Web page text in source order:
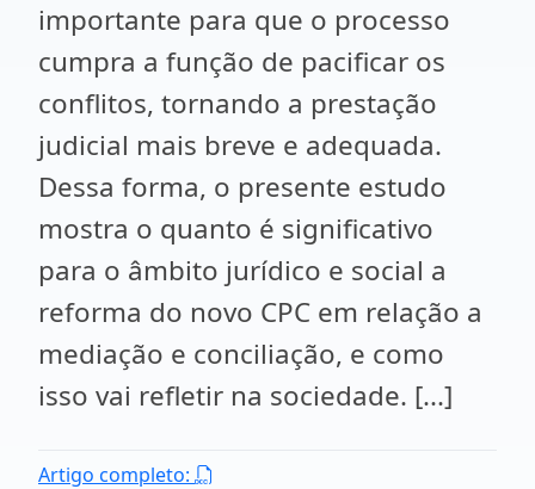
importante para que o processo
cumpra a função de pacificar os
conflitos, tornando a prestação
judicial mais breve e adequada.
Dessa forma, o presente estudo
mostra o quanto é significativo
para o âmbito jurídico e social a
reforma do novo CPC em relação a
mediação e conciliação, e como
isso vai refletir na sociedade. [...]
Artigo completo: